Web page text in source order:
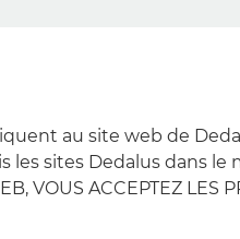
au site web de
sites Dedalus dans le
ACCEPTEZ LES